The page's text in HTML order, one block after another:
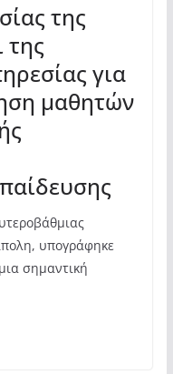
της
της
για
μαθητών
υπογράφηκε
σημαντική